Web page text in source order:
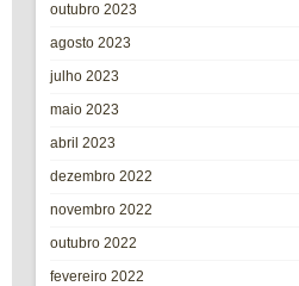
outubro 2023
agosto 2023
julho 2023
maio 2023
abril 2023
dezembro 2022
novembro 2022
outubro 2022
fevereiro 2022